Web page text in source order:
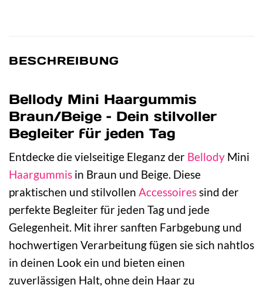
BESCHREIBUNG
Bellody Mini Haargummis
Braun/Beige – Dein stilvoller
Begleiter für jeden Tag
Entdecke die vielseitige Eleganz der Bellody Mini
Haargummis in Braun und Beige. Diese
praktischen und stilvollen Accessoiressind der
perfekte Begleiter für jeden Tag und jede
Gelegenheit. Mit ihrer sanften Farbgebung und
hochwertigen Verarbeitung fügen sie sich nahtlos
in deinen Look ein und bieten einen
zuverlässigen Halt, ohne dein Haar zu